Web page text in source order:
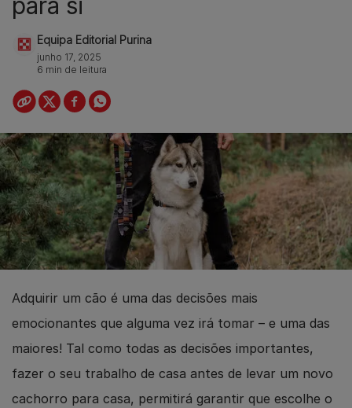
Equipa Editorial Purina
junho 17, 2025
6 min de leitura
Adquirir um cão é uma das decisões mais
emocionantes que alguma vez irá tomar – e uma das
maiores! Tal como todas as decisões importantes,
fazer o seu trabalho de casa antes de levar um novo
cachorro para casa, permitirá garantir que escolhe o